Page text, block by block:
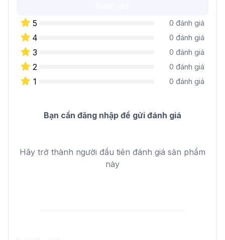
5
0 đánh giá
4 0 đánh giá
3 0 đánh giá
2 0 đánh giá
1 0 đánh giá
Bạn cần đăng nhập để gửi đánh giá
Hãy trở thành người đầu tiên đánh giá sản phẩm
này